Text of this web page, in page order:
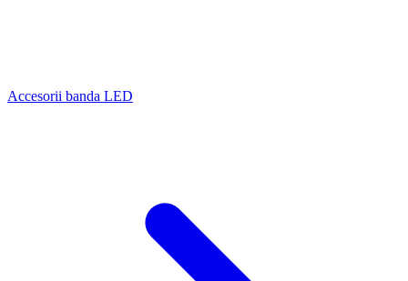
Accesorii banda LED